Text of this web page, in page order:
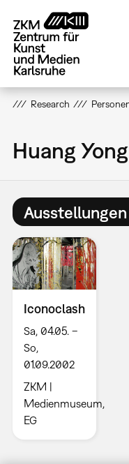
zum
Inhalt
Research
Huang
Iconoclash
Sa, 04.05. –
So,
01.09.2002
ZKM |
Medienmuseum,
EG